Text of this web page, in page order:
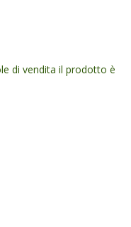
di vendita il prodotto è